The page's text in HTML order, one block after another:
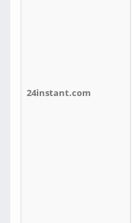
24instant.com